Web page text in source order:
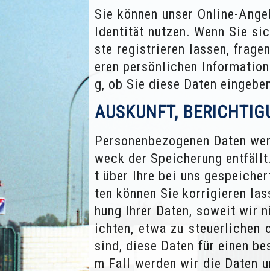
Sie können unser Online-
Identität nutzen. Wenn Sie
ste registrieren lassen,
eren persönlichen
g, ob Sie diese Daten
AUSKUNFT,
Personenbezogenen Daten
weck der Speicherung
t über Ihre bei uns
ten können Sie korrigieren
hung Ihrer Daten, soweit wir
ichten, etwa zu steuerlichen
sind, diese Daten für einen
m Fall werden wir die Daten